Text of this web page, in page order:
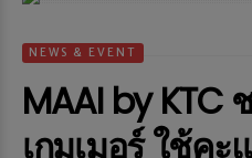
NEWS & EVENT
MAAI by KTC
เกมเมอร์ ใช้ค